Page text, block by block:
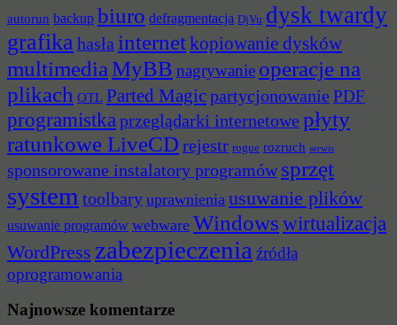
autorun backup biuro defragmentacja DjVu dysk twardy
grafika hasła internetkopiowanie dysków
multimediaMyBB nagrywanie operacje na
plikach OTL Parted Magicpartycjonowanie PDF
programistka przeglądarki internetowe płyty
ratunkowe LiveCD rejestr rogue rozruch serwis
sponsorowane instalatory programów sprzęt
system toolbary uprawnienia usuwanie plików
usuwanie programów webware Windowswirtualizacja
WordPress zabezpieczenia źródła
oprogramowania
Najnowsze komentarze